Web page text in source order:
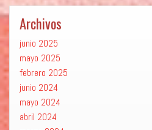
Archivos
junio 2025
mayo 2025
febrero 2025
junio 2024
mayo 2024
abril 2024